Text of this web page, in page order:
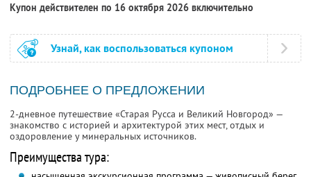
Купон действителен по 16 октября 2026 включительно
Узнай, как воспользоваться купоном
ПОДРОБНЕЕ О ПРЕДЛОЖЕНИИ
2-дневное путешествие «Старая Русса и Великий Новгород» —
знакомство с историей и архитектурой этих мест, отдых и
оздоровление у минеральных источников.
Преимущества тура: